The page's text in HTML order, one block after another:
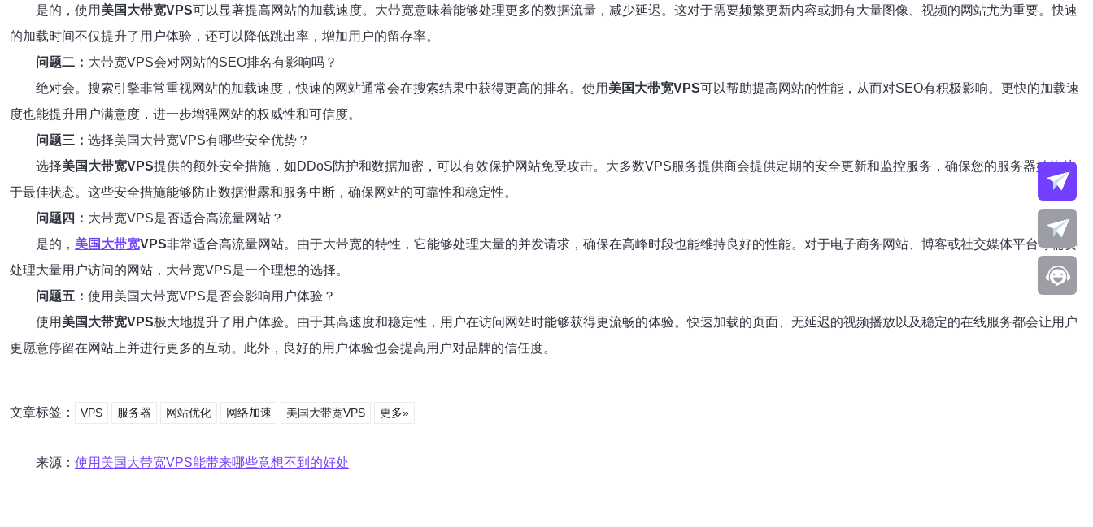
是的，使用 美国大带宽VPS可以显著提高网站的加载速度。大带宽意味着能够处理更多的数据流量，减少延迟。这对于需要频繁更新内容或拥有大量图像、视频的网站尤为重要。快速
的加载时间不仅提升了用户体验，还可以降低跳出率，增加用户的留存率。
问题二： 大带宽VPS会对网站的SEO排名有影响吗？
绝对会。搜索引擎非常重视网站的加载速度，快速的网站通常会在搜索结果中获得更高的排名。使用 美国大带宽VPS可以帮助提高网站的性能，从而对SEO有积极影响。更快的加载速
度也能提升用户满意度，进一步增强网站的权威性和可信度。
问题三： 选择美国大带宽VPS有哪些安全优势？
选择美国大带宽VPS提供的额外安全措施，如DDoS防护和数据加密，可以有效保护网站免受攻击。大多数VPS服务提供商会提供定期的安全更新和监控服务，确保您的服务器始终处
于最佳状态。这些安全措施能够防止数据泄露和服务中断，确保网站的可靠性和稳定性。
问题四： 大带宽VPS是否适合高流量网站？
是的， 美国大带宽VPS非常适合高流量网站。由于大带宽的特性，它能够处理大量的并发请求，确保在高峰时段也能维持良好的性能。对于电子商务网站、博客或社交媒体平台等需要
处理大量用户访问的网站，大带宽VPS是一个理想的选择。
问题五： 使用美国大带宽VPS是否会影响用户体验？
使用 美国大带宽VPS极大地提升了用户体验。由于其高速度和稳定性，用户在访问网站时能够获得更流畅的体验。快速加载的页面、无延迟的视频播放以及稳定的在线服务都会让用户
更愿意停留在网站上并进行更多的互动。此外，良好的用户体验也会提高用户对品牌的信任度。
文章标签： VPS 服务器 网站优化 网络加速 美国大带宽VPS 更多»
来源： 使用美国大带宽VPS能带来哪些意想不到的好处